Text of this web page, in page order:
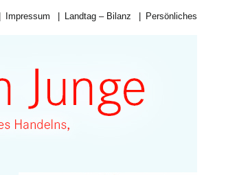
Impressum Landtag – Bilanz Persönliches